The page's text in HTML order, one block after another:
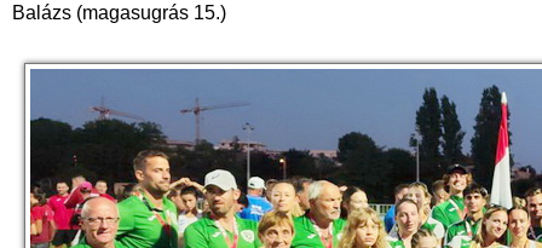
Balázs (magasugrás 15.)